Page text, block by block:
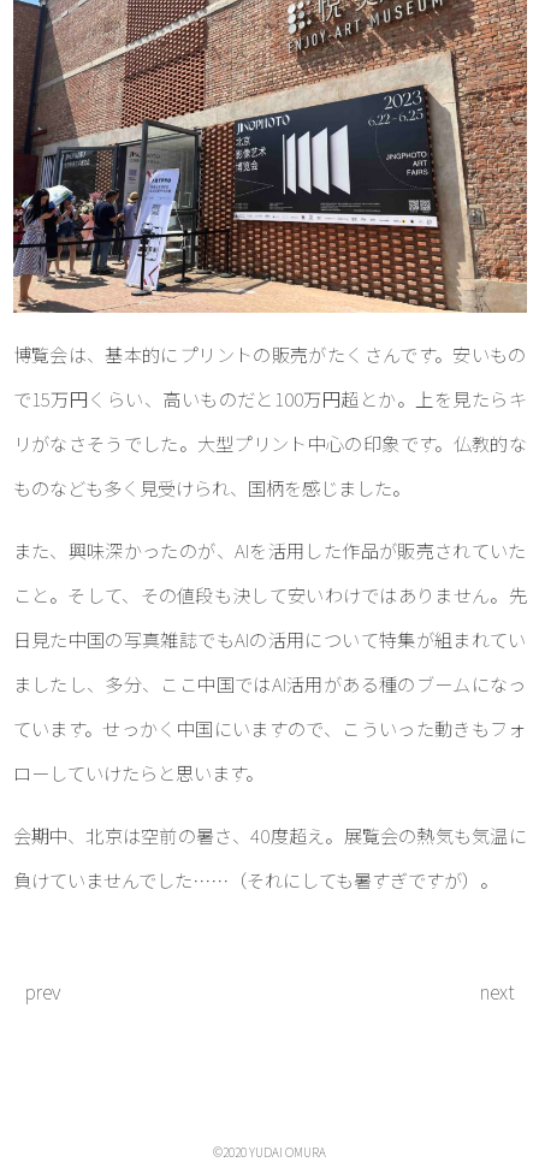
博覧会は、基本的にプリントの販売がたくさんです。安いもの
で15万円くらい、高いものだと100万円超とか。上を見たらキ
リがなさそうでした。大型プリント中心の印象です。仏教的な
ものなども多く見受けられ、国柄を感じました。
また、興味深かったのが、AIを活用した作品が販売されていた
こと。そして、その値段も決して安いわけではありません。先
日見た中国の写真雑誌でもAIの活用について特集が組まれてい
ましたし、多分、ここ中国ではAI活用がある種のブームになっ
ています。せっかく中国にいますので、こういった動きもフォ
ローしていけたらと思います。
会期中、北京は空前の暑さ、40度超え。展覧会の熱気も気温に
負けていませんでした……（それにしても暑すぎですが）。
prev next
©︎2020 YUDAI OMURA